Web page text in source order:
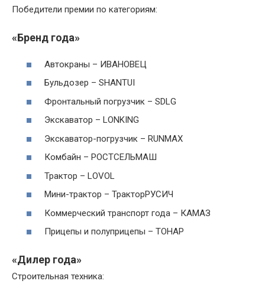
Победители премии по категориям:
«Бренд года»
Автокраны – ИВАНОВЕЦ
Бульдозер – SHANTUI
Фронтальный погрузчик – SDLG
Экскаватор – LONKING
Экскаватор-погрузчик – RUNMAX
Комбайн – РОСТСЕЛЬМАШ
Трактор – LOVOL
Мини-трактор – ТракторРУСИЧ
Коммерческий транспорт года – КАМАЗ
Прицепы и полуприцепы – ТОНАР
«Дилер года»
Строительная техника: